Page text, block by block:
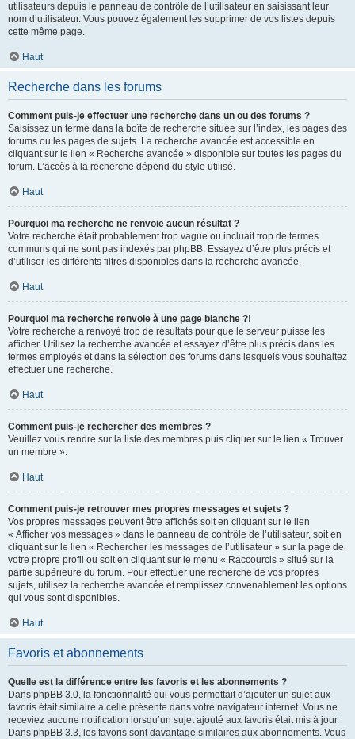
utilisateurs depuis le panneau de contrôle de l’utilisateur en saisissant leur
nom d’utilisateur. Vous pouvez également les supprimer de vos listes depuis
cette même page.
Haut
Recherche dans les forums
Comment puis-je effectuer une recherche dans un ou des forums ?
Saisissez un terme dans la boîte de recherche située sur l’index, les pages des
forums ou les pages de sujets. La recherche avancée est accessible en
cliquant sur le lien « Recherche avancée » disponible sur toutes les pages du
forum. L’accès à la recherche dépend du style utilisé.
Haut
Pourquoi ma recherche ne renvoie aucun résultat ?
Votre recherche était probablement trop vague ou incluait trop de termes
communs qui ne sont pas indexés par phpBB. Essayez d’être plus précis et
d’utiliser les différents filtres disponibles dans la recherche avancée.
Haut
Pourquoi ma recherche renvoie à une page blanche ?!
Votre recherche a renvoyé trop de résultats pour que le serveur puisse les
afficher. Utilisez la recherche avancée et essayez d’être plus précis dans les
termes employés et dans la sélection des forums dans lesquels vous souhaitez
effectuer une recherche.
Haut
Comment puis-je rechercher des membres ?
Veuillez vous rendre sur la liste des membres puis cliquer sur le lien « Trouver
un membre ».
Haut
Comment puis-je retrouver mes propres messages et sujets ?
Vos propres messages peuvent être affichés soit en cliquant sur le lien
« Afficher vos messages » dans le panneau de contrôle de l’utilisateur, soit en
cliquant sur le lien « Rechercher les messages de l’utilisateur » sur la page de
votre propre profil ou soit en cliquant sur le menu « Raccourcis » situé sur la
partie supérieure du forum. Pour effectuer une recherche de vos propres
sujets, utilisez la recherche avancée et remplissez convenablement les options
qui vous sont disponibles.
Haut
Favoris et abonnements
Quelle est la différence entre les favoris et les abonnements ?
Dans phpBB 3.0, la fonctionnalité qui vous permettait d’ajouter un sujet aux
favoris était similaire à celle présente dans votre navigateur internet. Vous ne
receviez aucune notification lorsqu’un sujet ajouté aux favoris était mis à jour.
Dans phpBB 3.3, les favoris sont davantage similaires aux abonnements. Vous